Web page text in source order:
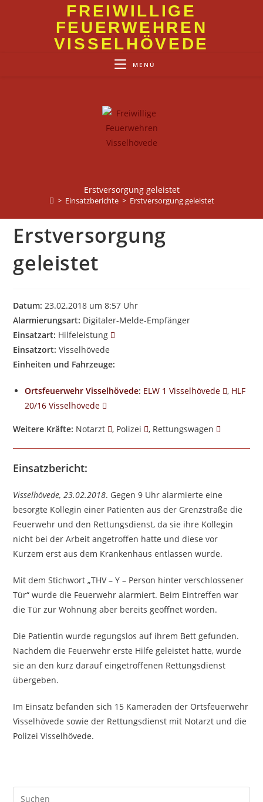
FREIWILLIGE
FEUERWEHREN
VISSELHÖVEDE
MENÜ
Erstversorgung geleistet
> Einsatzberichte > Erstversorgung geleistet
Erstversorgung
geleistet
Datum: 23.02.2018 um 8:57 Uhr
Alarmierungsart: Digitaler-Melde-Empfänger
Einsatzart: Hilfeleistung
Einsatzort: Visselhövede
Einheiten und Fahrzeuge:
Ortsfeuerwehr Visselhövede: ELW 1 Visselhövede , HLF
20/16 Visselhövede
Weitere Kräfte: Notarzt , Polizei , Rettungswagen
Einsatzbericht:
Visselhövede, 23.02.2018. Gegen 9 Uhr alarmierte eine
besorgte Kollegin einer Patienten aus der Grenzstraße die
Feuerwehr und den Rettungsdienst, da sie ihre Kollegin
nicht bei der Arbeit angetroffen hatte und diese vor
Kurzem erst aus dem Krankenhaus entlassen wurde.
Mit dem Stichwort „THV – Y – Person hinter verschlossener
Tür“ wurde die Feuerwehr alarmiert. Beim Eintreffen war
die Tür zur Wohnung aber bereits geöffnet worden.
Die Patientin wurde regungslos auf ihrem Bett gefunden.
Nachdem die Feuerwehr erste Hilfe geleistet hatte, wurde
sie an den kurz darauf eingetroffenen Rettungsdienst
übergeben.
Im Einsatz befanden sich 15 Kameraden der Ortsfeuerwehr
Visselhövede sowie der Rettungsdienst mit Notarzt und die
Polizei Visselhövede.